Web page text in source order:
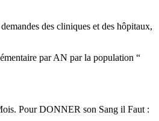
des cliniques et des hôpitaux,
par AN par la population “
Pour DONNER son Sang il Faut :